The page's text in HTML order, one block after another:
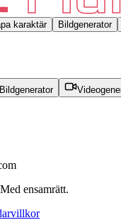
karaktär Bildgenerator
Bildgenerator
ensamrätt.